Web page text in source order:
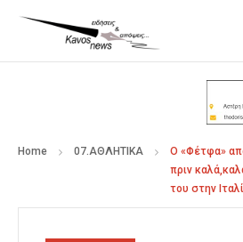
Home 07.ΑΘΛΗΤΙΚΑ
Ο «Φέτφα»
πριν
του στην